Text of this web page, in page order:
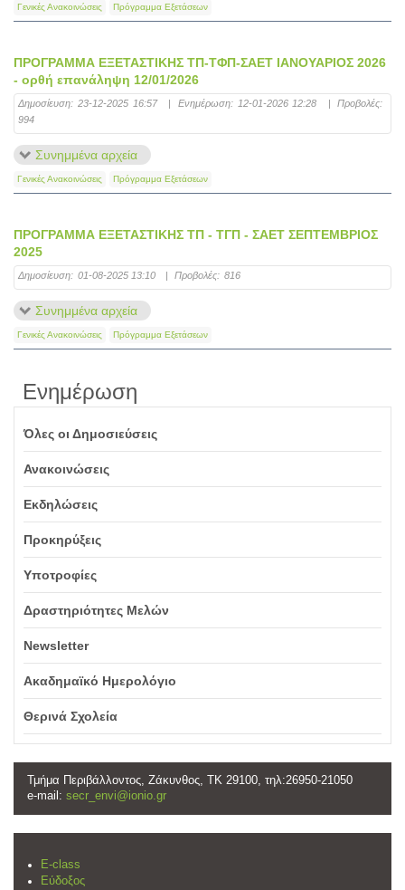
Γενικές Ανακοινώσεις Πρόγραμμα Εξετάσεων
ΠΡΟΓΡΑΜΜΑ ΕΞΕΤΑΣΤΙΚΗΣ ΤΠ-ΤΦΠ-ΣΑΕΤ ΙΑΝΟΥΑΡΙΟΣ 2026
- ορθή επανάληψη 12/01/2026
Δημοσίευση: 23-12-2025 16:57 | Ενημέρωση: 12-01-2026 12:28 |
Προβολές:
994
Συνημμένα αρχεία
Γενικές Ανακοινώσεις Πρόγραμμα Εξετάσεων
ΠΡΟΓΡΑΜΜΑ ΕΞΕΤΑΣΤΙΚΗΣ ΤΠ - ΤΓΠ - ΣΑΕΤ ΣΕΠΤΕΜΒΡΙΟΣ
2025
Δημοσίευση: 01-08-2025 13:10 | Προβολές: 816
Συνημμένα αρχεία
Γενικές Ανακοινώσεις Πρόγραμμα Εξετάσεων
Ενημέρωση
Όλες οι Δημοσιεύσεις
Ανακοινώσεις
Εκδηλώσεις
Προκηρύξεις
Υποτροφίες
Δραστηριότητες Μελών
Newsletter
Ακαδημαϊκό Ημερολόγιο
Θερινά Σχολεία
Τμήμα Περιβάλλοντος, Ζάκυνθος, ΤΚ 29100, τηλ:26950-21050
e-mail: secr_envi@ionio.gr
E-class
Εύδοξος